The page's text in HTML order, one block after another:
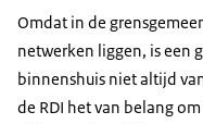
Omdat in de
netwerken liggen, is een
binnenshuis niet altijd
de RDI het van belang